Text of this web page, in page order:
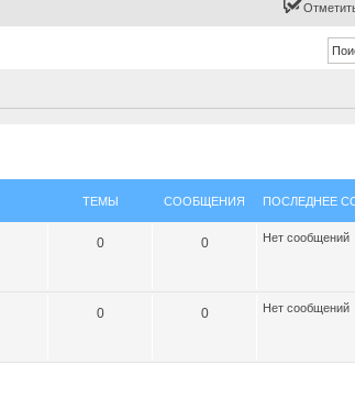
ТЕМЫ СООБЩЕНИЯ ПОСЛЕДНЕЕ
0 0 Нет сообщений
0 0 Нет сообщений